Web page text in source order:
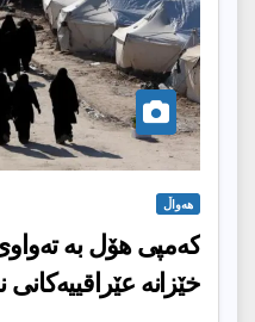
هەواڵ
كەمپی هۆل بە
خێزانە عێراقییەکانى